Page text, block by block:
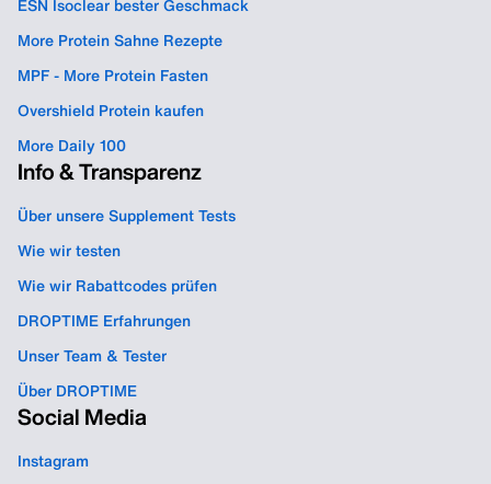
ESN Isoclear bester Geschmack
More Protein Sahne Rezepte
MPF - More Protein Fasten
Overshield Protein kaufen
More Daily 100
Info & Transparenz
Über unsere Supplement Tests
Wie wir testen
Wie wir Rabattcodes prüfen
DROPTIME Erfahrungen
Unser Team & Tester
Über DROPTIME
Social Media
Instagram